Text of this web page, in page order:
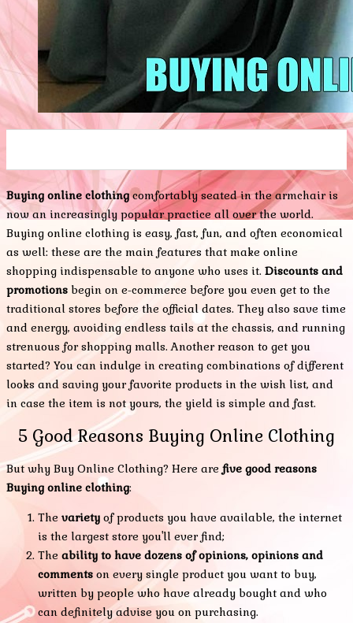
Buying online clothingcomfortably seated in the armchair is
now an increasingly popular practice all over the world.
Buying online clothing is easy, fast, fun, and often economical
as well: these are the main features that make online
shopping indispensable to anyone who uses it. Discounts and
promotions begin on e-commerce before you even get to the
traditional stores before the official dates. They also save time
and energy, avoiding endless tails at the chassis, and running
strenuous for shopping malls. Another reason to get you
started? You can indulge in creating combinations of different
looks and saving your favorite products in the wish list, and
in case the item is not yours, the yield is simple and fast.
5 Good Reasons Buying Online Clothing
But why Buy Online Clothing? Here are five good reasons
Buying online clothing:
The variety of products you have available, the internet
is the largest store you'll ever find;
The ability to have dozens of opinions, opinions and
comments on every single product you want to buy,
written by people who have already bought and who
can definitely advise you on purchasing.